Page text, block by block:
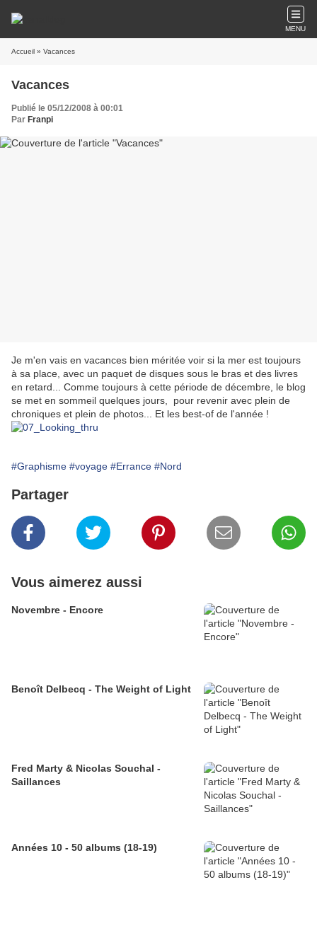
MENU
Accueil » Vacances
Vacances
Publié le 05/12/2008 à 00:01
Par Franpi
Je m'en vais en vacances bien méritée voir si la mer est toujours
à sa place, avec un paquet de disques sous le bras et des livres
en retard... Comme toujours à cette période de décembre, le blog
se met en sommeil quelques jours, pour revenir avec plein de
chroniques et plein de photos... Et les best-of de l'année !
#Graphisme #voyage #Errance #Nord
Partager
Vous aimerez aussi
Novembre - Encore
Benoît Delbecq - The Weight of Light
Fred Marty & Nicolas Souchal -
Saillances
Années 10 - 50 albums (18-19)